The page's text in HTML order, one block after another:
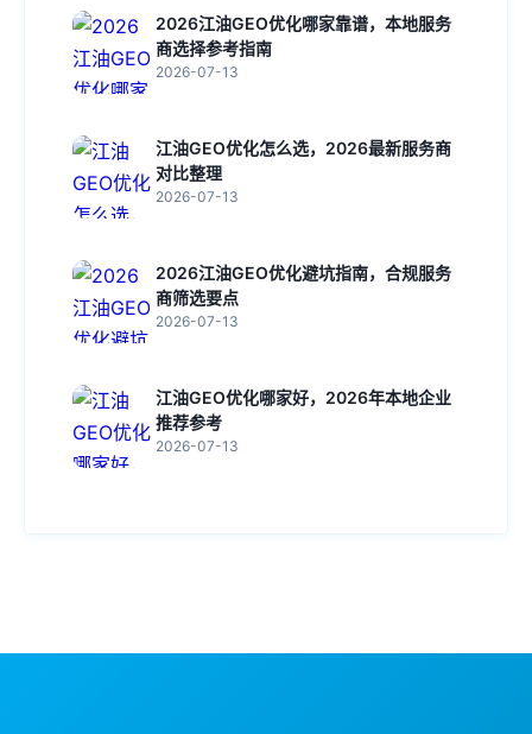
2026江油GEO优化哪家靠谱，本地服务
商选择参考指南
2026-07-13
江油GEO优化怎么选，2026最新服务商
对比整理
2026-07-13
2026江油GEO优化避坑指南，合规服务
商筛选要点
2026-07-13
江油GEO优化哪家好，2026年本地企业
推荐参考
2026-07-13